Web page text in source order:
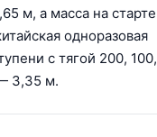
м, а масса на старте
одноразовая
с тягой 200, 100,
3,35 м.